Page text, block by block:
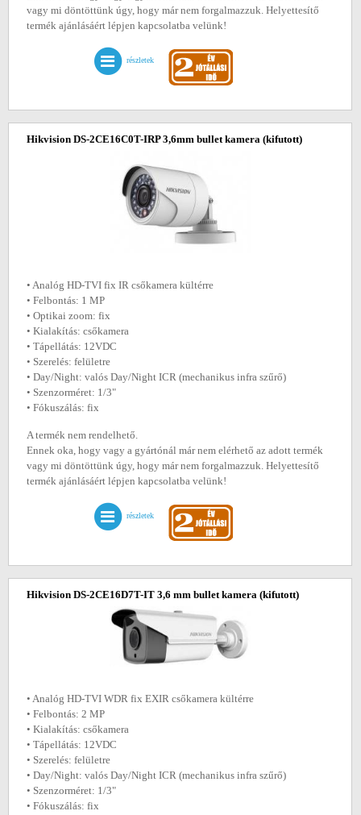
vagy mi döntöttünk úgy, hogy már nem forgalmazzuk. Helyettesítő
termék ajánlásáért lépjen kapcsolatba velünk!
részletek
Hikvision DS-2CE16C0T-IRP 3,6mm bullet kamera (kifutott)
• Analóg HD-TVI fix IR csőkamera kültérre
• Felbontás: 1 MP
• Optikai zoom: fix
• Kialakítás: csőkamera
• Tápellátás: 12VDC
• Szerelés: felületre
• Day/Night: valós Day/Night ICR (mechanikus infra szűrő)
• Szenzorméret: 1/3"
• Fókuszálás: fix
A termék nem rendelhető.
Ennek oka, hogy vagy a gyártónál már nem elérhető az adott termék
vagy mi döntöttünk úgy, hogy már nem forgalmazzuk. Helyettesítő
termék ajánlásáért lépjen kapcsolatba velünk!
részletek
Hikvision DS-2CE16D7T-IT 3,6 mm bullet kamera (kifutott)
• Analóg HD-TVI WDR fix EXIR csőkamera kültérre
• Felbontás: 2 MP
• Kialakítás: csőkamera
• Tápellátás: 12VDC
• Szerelés: felületre
• Day/Night: valós Day/Night ICR (mechanikus infra szűrő)
• Szenzorméret: 1/3"
• Fókuszálás: fix